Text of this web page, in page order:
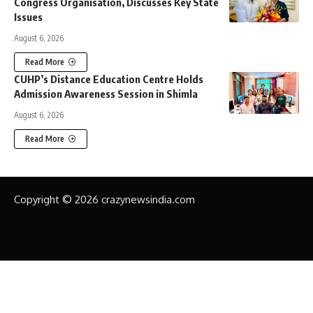
Issues
August 6, 2026
Read More
CUHP’s Distance Education Centre Holds
Admission Awareness Session in Shimla
August 6, 2026
Read More
Copyright © 2026 crazynewsindia.com